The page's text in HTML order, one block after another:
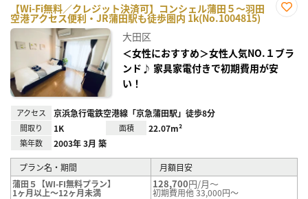
【Wi-Fi無料／クレジット決済可】コンシェル蒲田５～羽田
空港アクセス便利・JR蒲田駅も徒歩圏内 1k(No.1004815)
録
大田区
＜女性におすすめ＞女性人気NO.１ブラ
ンド♪ 家具家電付きで初期費用が安
い！
アクセス 京浜急行電鉄空港線「京急蒲田駅」徒歩8分
間取り 1K 面積 22.07m²
築年数 2003年 3月 築
プラン名・期間
月額目安
蒲田５【WI-FI無料プラン】
1ヶ月以上～12ヶ月未満
128,700円/月～
初期費用他 33,000円～